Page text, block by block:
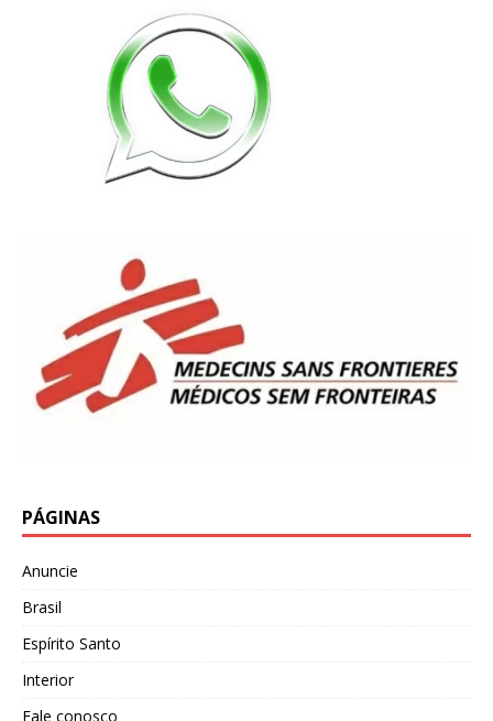
PÁGINAS
Anuncie
Brasil
Espírito Santo
Interior
Fale conosco